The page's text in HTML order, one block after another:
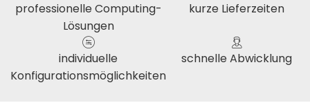
professionelle Computing-
Lösungen
kurze Lieferzeiten
individuelle
Konfigurationsmöglichkeiten
schnelle Abwicklung